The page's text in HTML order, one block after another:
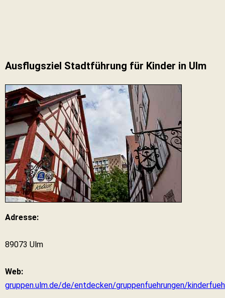
Ausflugsziel Stadtführung für Kinder in Ulm
Adresse:
89073 Ulm
Web:
gruppen.ulm.de/de/entdecken/gruppenfuehrungen/